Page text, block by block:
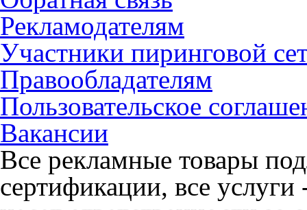
Рекламодателям
Участники пиринговой
Правообладателям
Пользовательское
Вакансии
Все рекламные товары
сертификации, все